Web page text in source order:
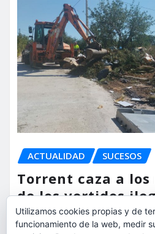
ACTUALIDAD SUCESOS
Torrent caza a los
de los vertidos
endurece las
Utilizamos cookies propias y de
funcionamiento de la web, medir